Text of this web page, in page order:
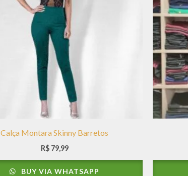
Calça Montara Skinny Barretos
R$79,99
BUY VIA WHATSAPP